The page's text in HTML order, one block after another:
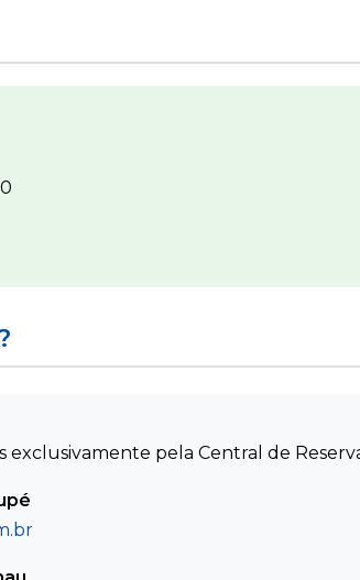
exclusivamente pela Central de